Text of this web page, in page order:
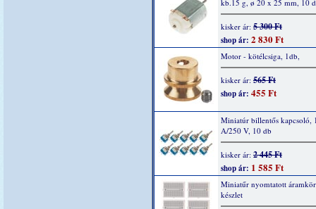
kb.15 g, ø 20 x 25 mm, 10
kisker ár: 5 300 Ft
shop ár: 2 830 Ft
Motor - kötélcsiga, 1db,
kisker ár: 565 Ft
shop ár: 455 Ft
Miniatúr billentős kapcsoló,
A/250 V, 10 db
kisker ár: 2 445 Ft
shop ár: 1 585 Ft
Miniatűr nyomtatott
készlet